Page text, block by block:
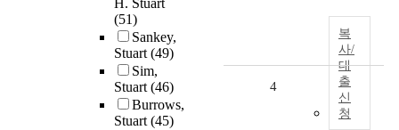
H. Stuart
(51)
Sankey,
Stuart(49)
Sim,
Stuart(46)
Burrows,
Stuart(45)
복
사/
대
출
신
청
4